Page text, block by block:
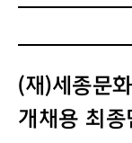
(재)세종문
개채용 최